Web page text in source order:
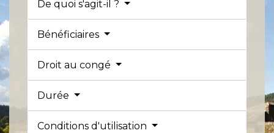
De quoi s'agit-il ?
Bénéficiaires
Droit au congé
Durée
Conditions d'utilisation